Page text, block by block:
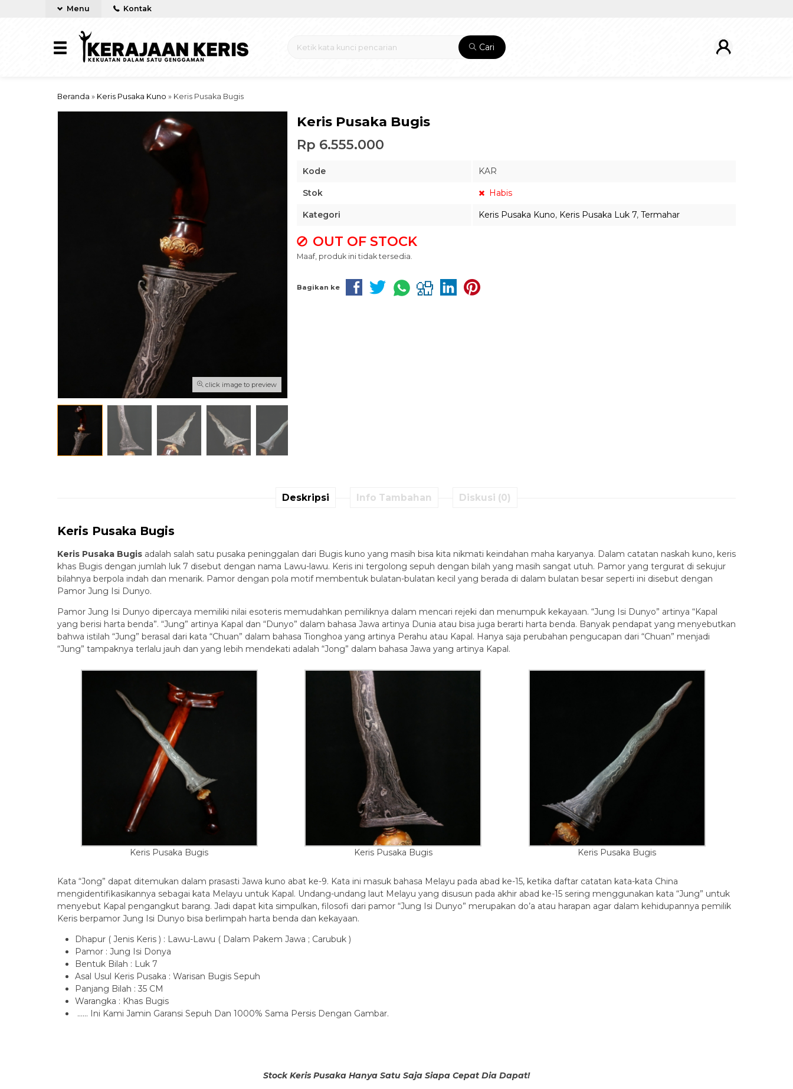
Menu Kontak
Cari
Beranda » Keris Pusaka Kuno » Keris Pusaka Bugis
click image to preview
Keris Pusaka Bugis
Rp 6.555.000
Kode KAR
Stok Habis
Kategori Keris Pusaka Kuno, Keris Pusaka Luk 7, Termahar
OUT OF STOCK
Maaf, produk ini tidak tersedia.
Bagikan ke
Deskripsi Info Tambahan Diskusi (0)
Keris Pusaka Bugis
Keris Pusaka Bugis adalah salah satu pusaka peninggalan dari Bugis kuno yang masih bisa kita nikmati keindahan maha karyanya. Dalam catatan naskah kuno, keris
khas Bugis dengan jumlah luk 7 disebut dengan nama Lawu-lawu. Keris ini tergolong sepuh dengan bilah yang masih sangat utuh. Pamor yang tergurat di sekujur
bilahnya berpola indah dan menarik. Pamor dengan pola motif membentuk bulatan-bulatan kecil yang berada di dalam bulatan besar seperti ini disebut dengan
Pamor Jung Isi Dunyo.
Pamor Jung Isi Dunyo dipercaya memiliki nilai esoteris memudahkan pemiliknya dalam mencari rejeki dan menumpuk kekayaan. “Jung Isi Dunyo” artinya “Kapal
yang berisi harta benda”. “Jung” artinya Kapal dan “Dunyo” dalam bahasa Jawa artinya Dunia atau bisa juga berarti harta benda. Banyak pendapat yang menyebutkan
bahwa istilah “Jung” berasal dari kata “Chuan” dalam bahasa Tionghoa yang artinya Perahu atau Kapal. Hanya saja perubahan pengucapan dari “Chuan” menjadi
“Jung” tampaknya terlalu jauh dan yang lebih mendekati adalah “Jong” dalam bahasa Jawa yang artinya Kapal.
Keris Pusaka Bugis Keris Pusaka Bugis Keris Pusaka Bugis
Kata “Jong” dapat ditemukan dalam prasasti Jawa kuno abat ke-9. Kata ini masuk bahasa Melayu pada abad ke-15, ketika daftar catatan kata-kata China
mengidentifikasikannya sebagai kata Melayu untuk Kapal. Undang-undang laut Melayu yang disusun pada akhir abad ke-15 sering menggunakan kata “Jung” untuk
menyebut Kapal pengangkut barang. Jadi dapat kita simpulkan, filosofi dari pamor “Jung Isi Dunyo” merupakan do’a atau harapan agar dalam kehidupannya pemilik
Keris berpamor Jung Isi Dunyo bisa berlimpah harta benda dan kekayaan.
Dhapur ( Jenis Keris ) : Lawu-Lawu ( Dalam Pakem Jawa ; Carubuk )
Pamor : Jung Isi Donya
Bentuk Bilah : Luk 7
Asal Usul Keris Pusaka : Warisan Bugis Sepuh
Panjang Bilah : 35 CM
Warangka : Khas Bugis
…… Ini Kami Jamin Garansi Sepuh Dan 1000% Sama Persis Dengan Gambar.
Stock Keris Pusaka Hanya Satu Saja Siapa Cepat Dia Dapat!